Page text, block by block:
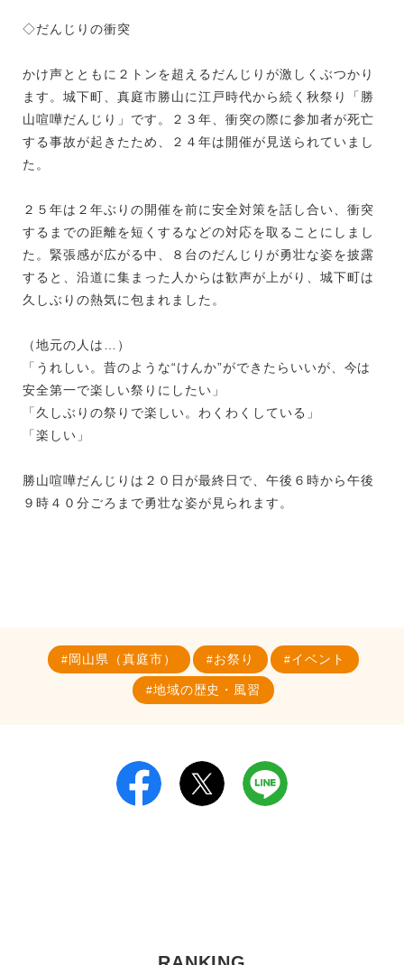
◇だんじりの衝突
かけ声とともに２トンを超えるだんじりが激しくぶつかり
ます。城下町、真庭市勝山に江戸時代から続く秋祭り「勝
山喧嘩だんじり」です。２３年、衝突の際に参加者が死亡
する事故が起きたため、２４年は開催が見送られていまし
た。
２５年は２年ぶりの開催を前に安全対策を話し合い、衝突
するまでの距離を短くするなどの対応を取ることにしまし
た。緊張感が広がる中、８台のだんじりが勇壮な姿を披露
すると、沿道に集まった人からは歓声が上がり、城下町は
久しぶりの熱気に包まれました。
（地元の人は…）
「うれしい。昔のような“けんか”ができたらいいが、今は
安全第一で楽しい祭りにしたい」
「久しぶりの祭りで楽しい。わくわくしている」
「楽しい」
勝山喧嘩だんじりは２０日が最終日で、午後６時から午後
９時４０分ごろまで勇壮な姿が見られます。
岡山県（真庭市） お祭り イベント
地域の歴史・風習